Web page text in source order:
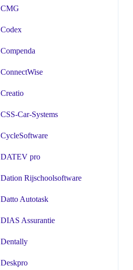
CMG
Codex
Compenda
ConnectWise
Creatio
CSS-Car-Systems
CycleSoftware
DATEV pro
Dation Rijschoolsoftware
Datto Autotask
DIAS Assurantie
Dentally
Deskpro